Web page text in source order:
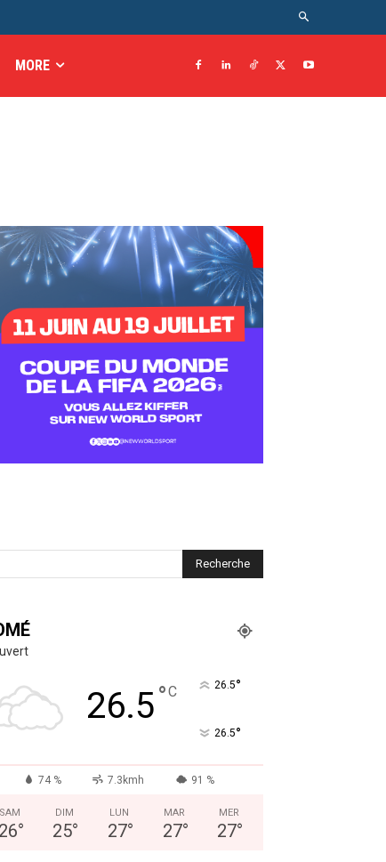
MORE
26.5°C 26.5°
26.5°
74 % 7.3kmh 91 %
SAM
26°
DIM
25°
LUN
27°
MAR
27°
MER
27°